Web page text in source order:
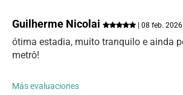
Guilherme Nicolai | 08 feb. 2026
ótima estadia, muito tranquilo e ainda
metrô!
Más evaluaciones